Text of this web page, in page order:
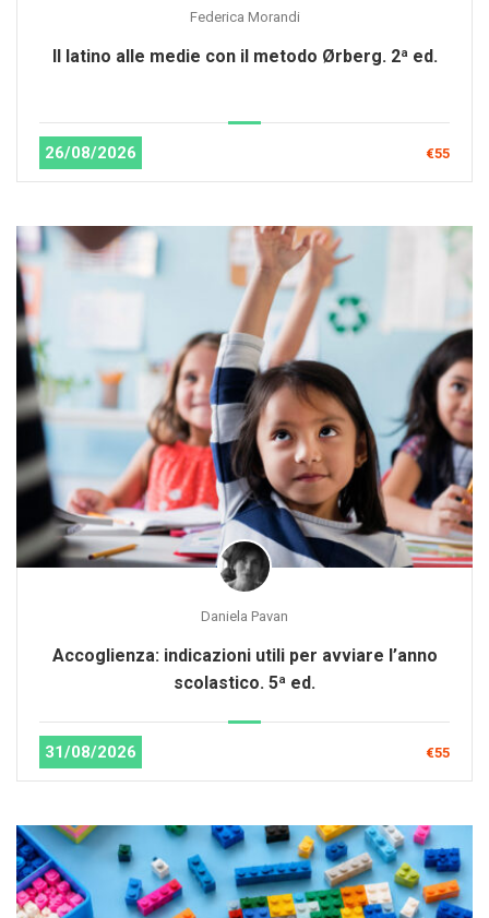
Federica Morandi
Il latino alle medie con il metodo Ørberg. 2ª ed.
26/08/2026 €55
Daniela Pavan
Accoglienza: indicazioni utili per avviare l’anno
scolastico. 5ª ed.
31/08/2026 €55